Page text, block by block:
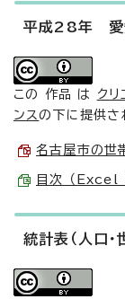
平成28年 愛
この 作品 は ク
ンスの下に提供さ
名古屋市の世
目次 （Excel
統計表（人口・